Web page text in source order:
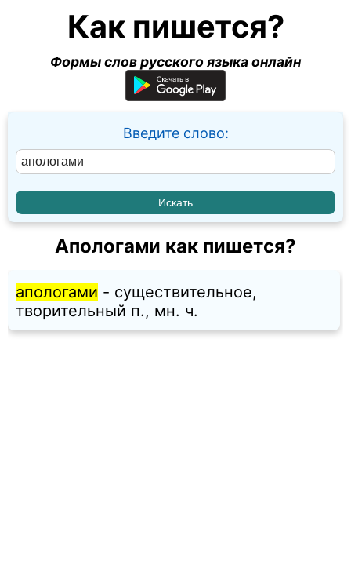
Как пишется?
Формы слов русского языка онлайн
Введите слово:
Апологами как пишется?
апологами - существительное,
творительный п., мн. ч.